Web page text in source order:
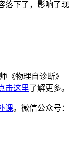
落下了，影响了现
《物理自诊断》
击这里了解更多。
课。微信公众号：